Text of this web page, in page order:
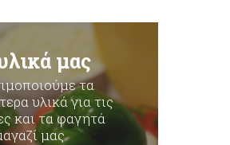
μας
τα
υλικά για τις
και τα φαγητά
μας